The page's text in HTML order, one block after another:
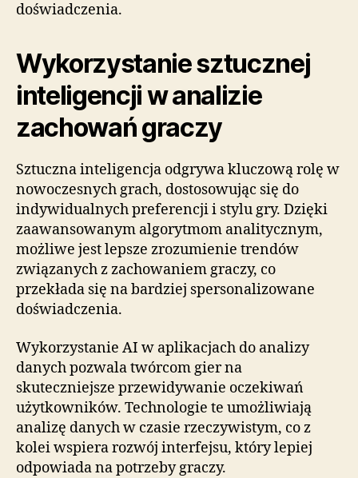
doświadczenia.
Wykorzystanie sztucznej
inteligencji w analizie
zachowań graczy
Sztuczna inteligencja odgrywa kluczową rolę w
nowoczesnych grach, dostosowując się do
indywidualnych preferencji i stylu gry. Dzięki
zaawansowanym algorytmom analitycznym,
możliwe jest lepsze zrozumienie trendów
związanych z zachowaniem graczy, co
przekłada się na bardziej spersonalizowane
doświadczenia.
Wykorzystanie AI w aplikacjach do analizy
danych pozwala twórcom gier na
skuteczniejsze przewidywanie oczekiwań
użytkowników. Technologie te umożliwiają
analizę danych w czasie rzeczywistym, co z
kolei wspiera rozwój interfejsu, który lepiej
odpowiada na potrzeby graczy.